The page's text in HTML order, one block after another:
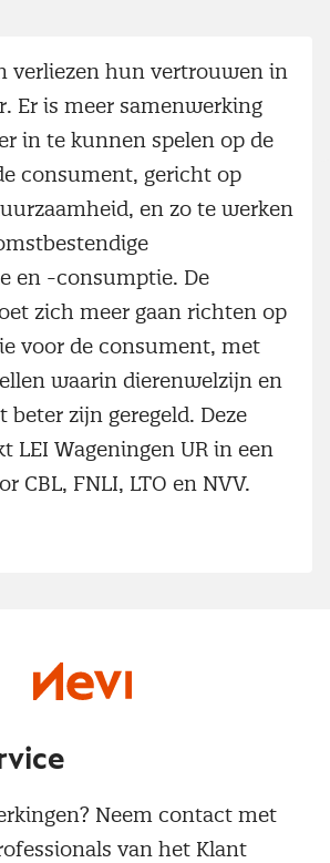
verliezen hun vertrouwen in
Er is meer samenwerking
in te kunnen spelen op de
consument, gericht op
en zo te werken
en -consumptie. De
zich meer gaan richten op
voor de consument, met
waarin dierenwelzijn en
zijn geregeld. Deze
LEI Wageningen UR in een
CBL, FNLI, LTO en NVV.
Neem contact met
van het Klant